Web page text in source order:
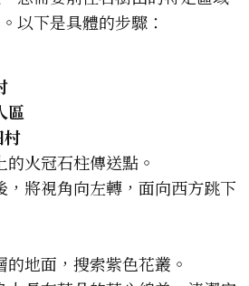
以下是具體的步驟：
區
村
的火冠石柱傳送點。
，將視角向左轉，面向西方跳下
的地面，搜索紫色花叢。